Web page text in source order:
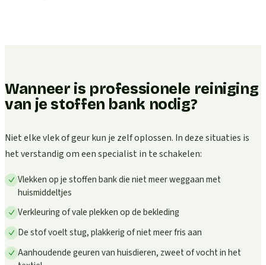
Wanneer is professionele reiniging
van je stoffen bank nodig?
Niet elke vlek of geur kun je zelf oplossen. In deze situaties is
het verstandig om een specialist in te schakelen:
Vlekken op je stoffen bank die niet meer weggaan met
huismiddeltjes
Verkleuring of vale plekken op de bekleding
De stof voelt stug, plakkerig of niet meer fris aan
Aanhoudende geuren van huisdieren, zweet of vocht in het